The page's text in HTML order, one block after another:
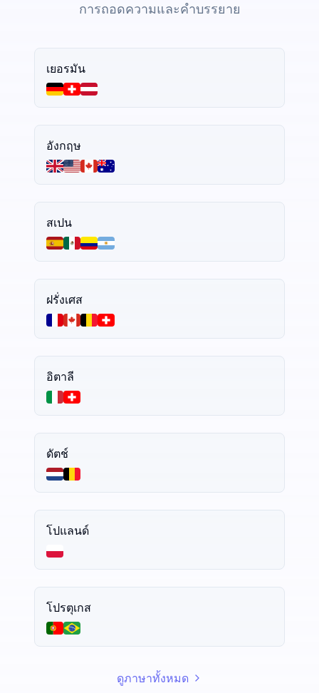
การถอดความและคำบรรยาย
เยอรมัน
อังกฤษ
สเปน
ฝรั่งเศส
อิตาลี
ดัตช์
โปแลนด์
โปรตุเกส
ดูภาษาทั้งหมด